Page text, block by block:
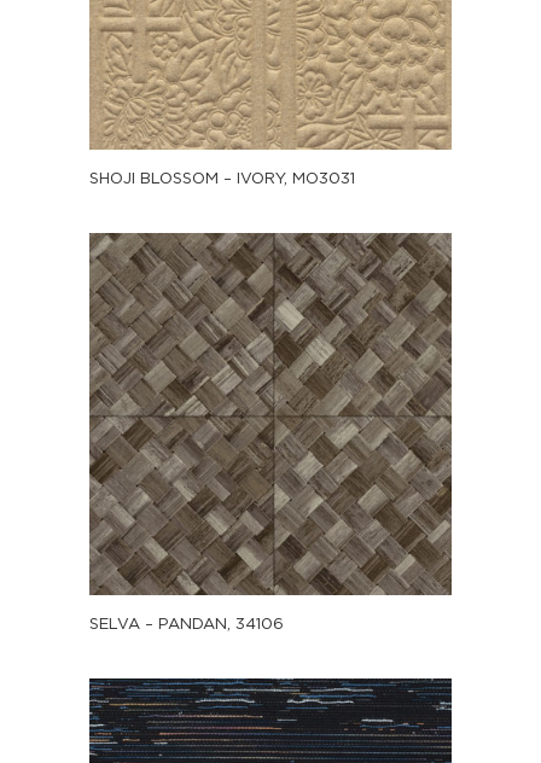
SHOJI BLOSSOM – IVORY, MO3031
SELVA – PANDAN, 34106